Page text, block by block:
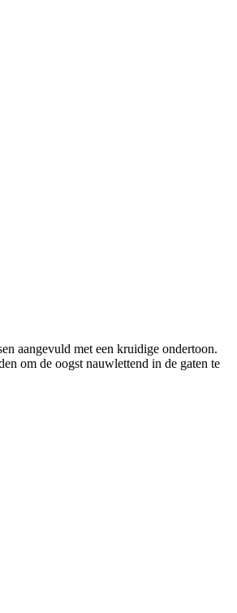
aangevuld met een kruidige ondertoon.
om de oogst nauwlettend in de gaten te